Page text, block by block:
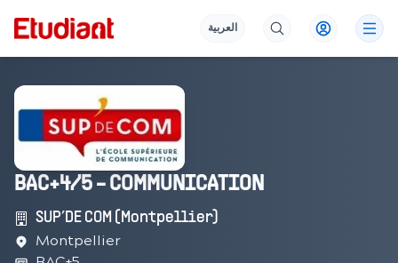
العربية
BAC+4/5 - COMMUNICATION
SUP’DE COM (Montpellier)
Montpellier